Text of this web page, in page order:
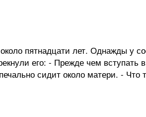
пятнадцати лет. Однажды у
его: - Прежде чем вступать
сидит около матери. - Что